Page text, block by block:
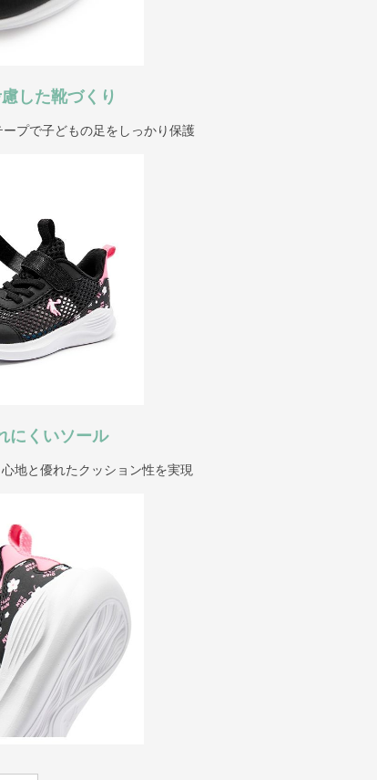
した靴づくり
プで子どもの足をしっかり保護
にくいソール
地と優れたクッション性を実現